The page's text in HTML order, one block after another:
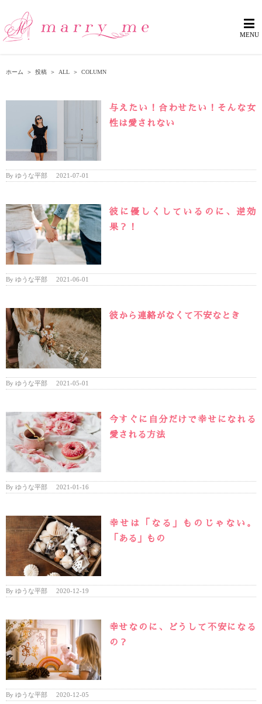
ホーム ＞ 投稿 ＞ ALL ＞ COLUMN
与えたい！合わせたい！そんな女
性は愛されない
By ゆうな平部 2021-07-01
彼に優しくしているのに、逆効
果？！
By ゆうな平部 2021-06-01
彼から連絡がなくて不安なとき
By ゆうな平部 2021-05-01
今すぐに自分だけで幸せになれる
愛される方法
By ゆうな平部 2021-01-16
幸せは「なる」ものじゃない。
「ある」もの
By ゆうな平部 2020-12-19
幸せなのに、どうして不安になる
の？
By ゆうな平部 2020-12-05